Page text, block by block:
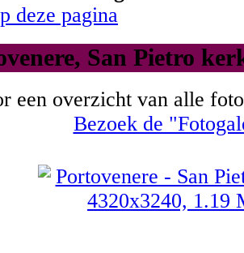
deze pagina
San Pietro
een overzicht van alle
Bezoek de